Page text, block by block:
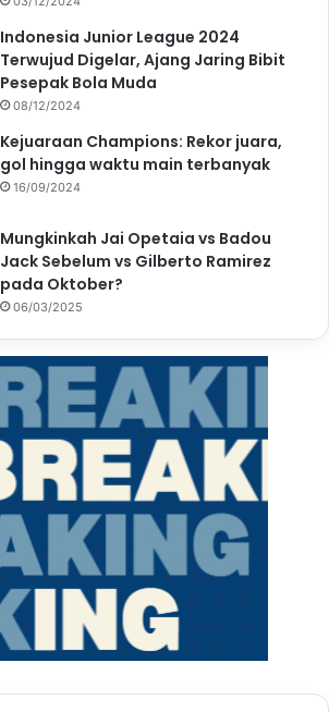
Indonesia Junior League 2024
Terwujud Digelar, Ajang Jaring Bibit
Pesepak Bola Muda
08/12/2024
Kejuaraan Champions: Rekor juara,
gol hingga waktu main terbanyak
16/09/2024
Mungkinkah Jai Opetaia vs Badou
Jack Sebelum vs Gilberto Ramirez
pada Oktober?
06/03/2025